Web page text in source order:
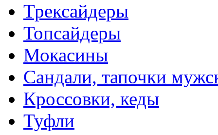
Трексайдеры
Топсайдеры
Мокасины
Сандали, тапочки
Кроссовки, кеды
Туфли